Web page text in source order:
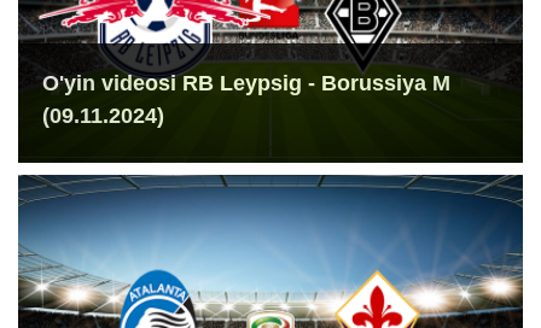
O'yin videosi RB Leypsig - Borussiya M
(09.11.2024)